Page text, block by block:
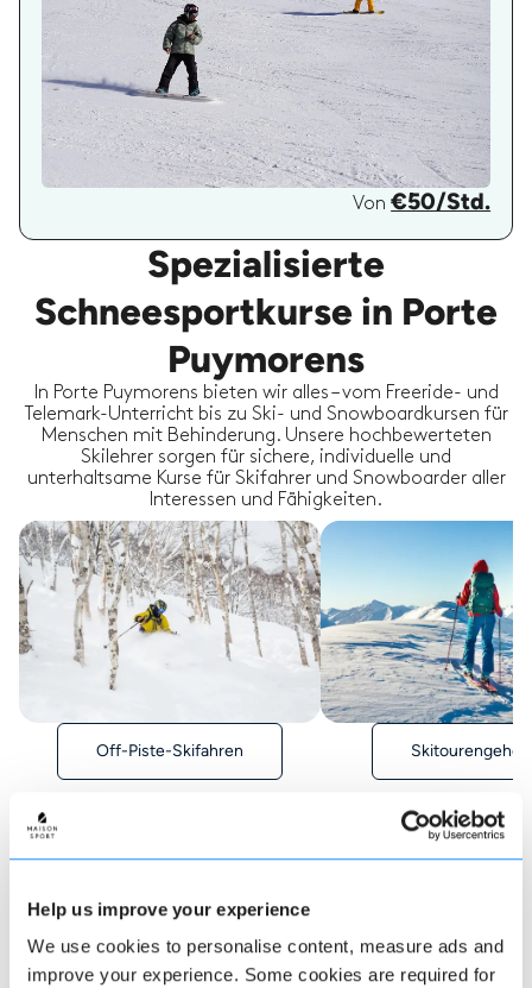
Help us improve your experience
We use cookies to personalise content, measure ads and
improve your experience. Some cookies are required for
Von€50/Std.
Spezialisierte
Schneesportkurse in Porte
Puymorens
In Porte Puymorens bieten wir alles – vom Freeride- und
Telemark-Unterricht bis zu Ski- und Snowboardkursen für
Menschen mit Behinderung. Unsere hochbewerteten
Skilehrer sorgen für sichere, individuelle und
unterhaltsame Kurse für Skifahrer und Snowboarder aller
Interessen und Fähigkeiten.
Off-Piste-Skifahren Skitourengehen
Wie man bucht